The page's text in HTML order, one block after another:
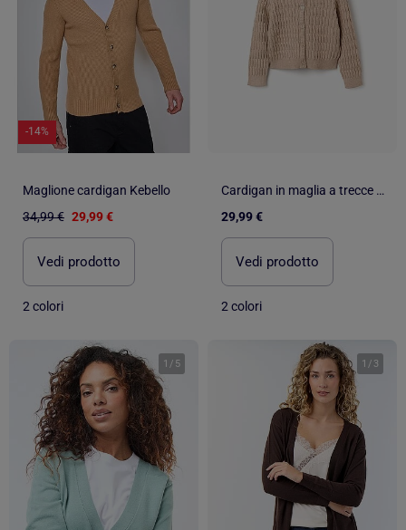
-14%
Maglione cardigan Kebello
34,99 € 29,99 €
Vedi prodotto
2 colori
Cardigan in maglia a trecce e a traforo
29,99 €
Vedi prodotto
2 colori
1 / 5 1 / 3